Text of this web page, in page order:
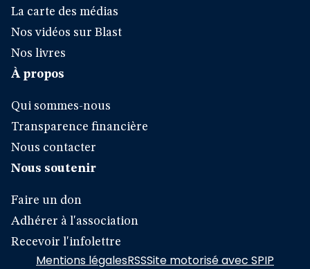
La carte des médias
Nos vidéos sur Blast
Nos livres
À propos
Qui sommes-nous
Transparence financière
Nous contacter
Nous soutenir
Faire un don
Adhérer à l'association
Recevoir l'infolettre
Mentions légalesRSSSite motorisé avec SPIP